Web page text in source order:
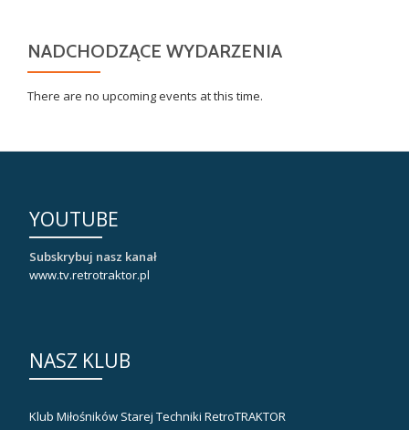
NADCHODZĄCE WYDARZENIA
There are no upcoming events at this time.
YOUTUBE
Subskrybuj nasz kanał
www.tv.retrotraktor.pl
NASZ KLUB
Klub Miłośników Starej Techniki RetroTRAKTOR